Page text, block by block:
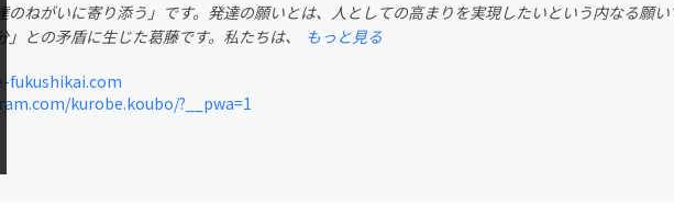
ゲーム・サービス開発
フード・飲食店
ファ
チャレンジ
のねがいに寄り添う」です。発達の願いとは、人としての高まりを実現したいという内なる願い
との矛盾に生じた葛藤です。私たちは、
もっと見る
fukushikai.com
kurobe.koubo/?__pwa=1